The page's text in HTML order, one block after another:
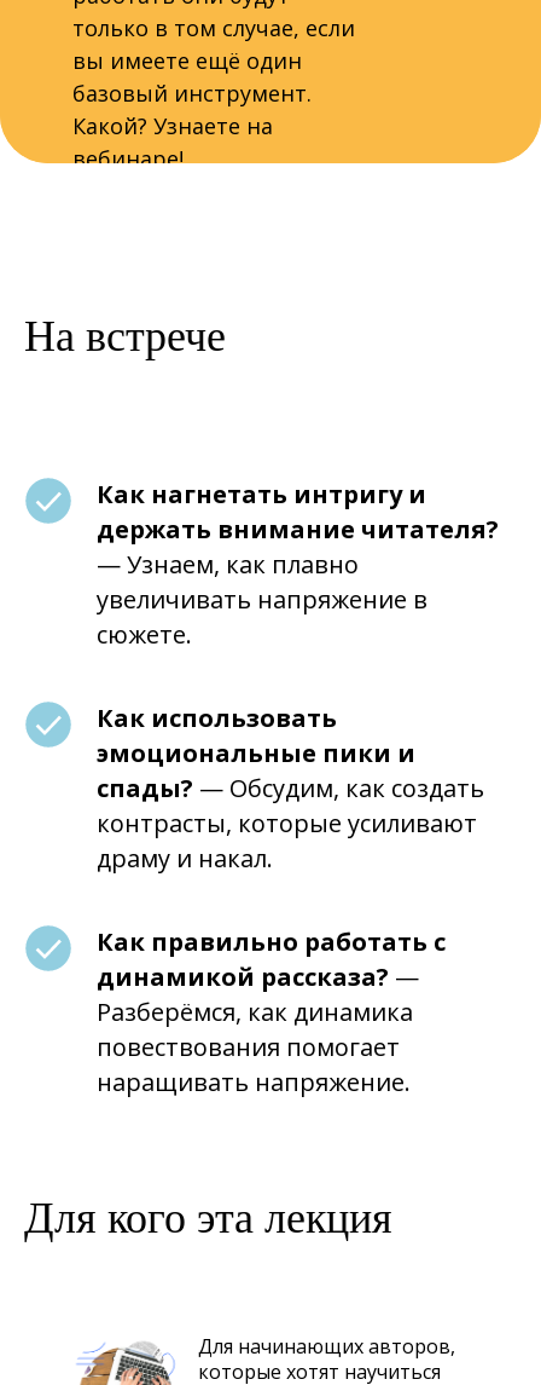
только в том случае, если
вы имеете ещё один
базовый инструмент.
Какой? Узнаете на
вебинаре!
На встрече
Как нагнетать интригу и
держать внимание читателя?
— Узнаем, как плавно
увеличивать напряжение в
сюжете.
Как использовать
эмоциональные пики и
спады? — Обсудим, как создать
контрасты, которые усиливают
драму и накал.
Как правильно работать с
динамикой рассказа? —
Разберёмся, как динамика
повествования помогает
наращивать напряжение.
Для кого эта лекция
Для начинающих авторов,
которые хотят научиться